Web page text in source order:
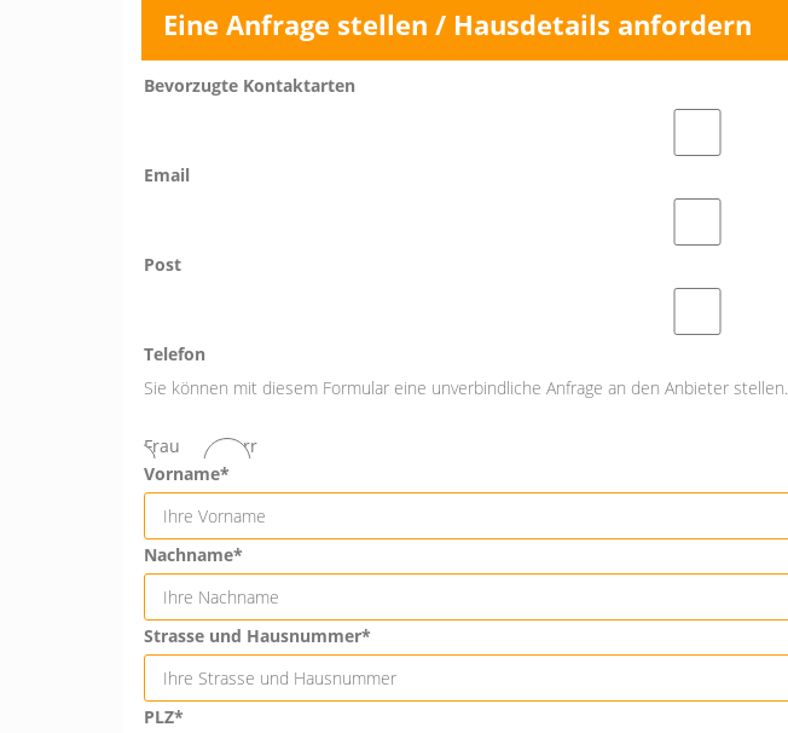
Eine Anfrage stellen / Hausdetails anfordern
Bevorzugte Kontaktarten
Email
Post
Telefon
Sie können mit diesem Formular eine unverbindliche Anfrage an den Anbieter stellen.
Frau
Herr
Vorname*
Nachname*
Strasse und Hausnummer*
PLZ*